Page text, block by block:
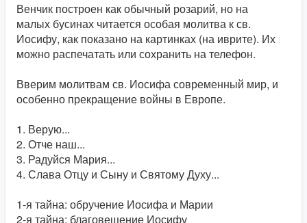
Венчик построен как обычный розарий, но на
малых бусинах читается особая молитва к св.
Иосифу, как показано на картинках (на иврите). Их
можно распечатать или сохранить на телефон.
Вверим молитвам св. Иосифа современный мир, и
особенно прекращение войны в Европе.
1. Верую...
2. Отче наш...
3. Радуйся Мария...
4. Слава Отцу и Сыну и Святому Духу...
1-я тайна: обручение Иосифа и Марии
2-я тайна: благовещение Иосифу